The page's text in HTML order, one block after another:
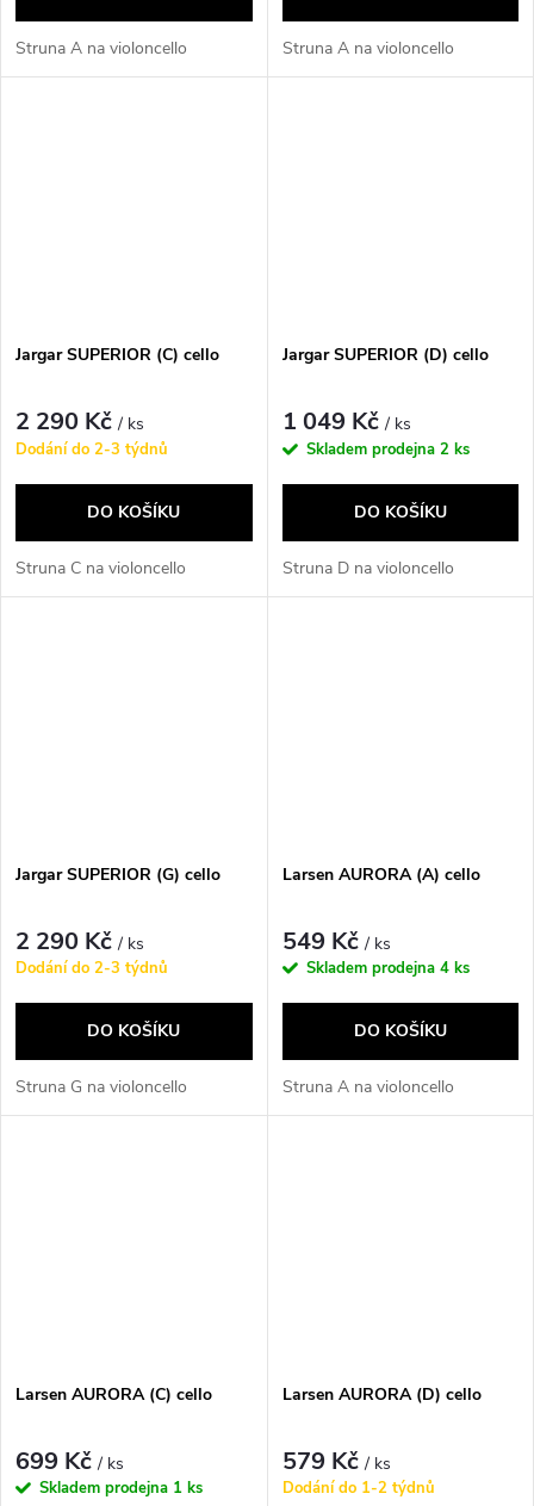
Struna A na violoncello Struna A na violoncello
Jargar SUPERIOR (C) cello
2 290 Kč/ ks
Dodání do 2-3 týdnů
DO KOŠÍKU
Struna C na violoncello
Jargar SUPERIOR (D) cello
1 049 Kč/ ks
Skladem prodejna 2 ks
DO KOŠÍKU
Struna D na violoncello
Jargar SUPERIOR (G) cello
2 290 Kč/ ks
Dodání do 2-3 týdnů
DO KOŠÍKU
Struna G na violoncello
Larsen AURORA (A) cello
549 Kč/ ks
Skladem prodejna 4 ks
DO KOŠÍKU
Struna A na violoncello
Larsen AURORA (C) cello
699 Kč/ ks
Skladem prodejna 1 ks
Larsen AURORA (D) cello
579 Kč/ ks
Dodání do 1-2 týdnů